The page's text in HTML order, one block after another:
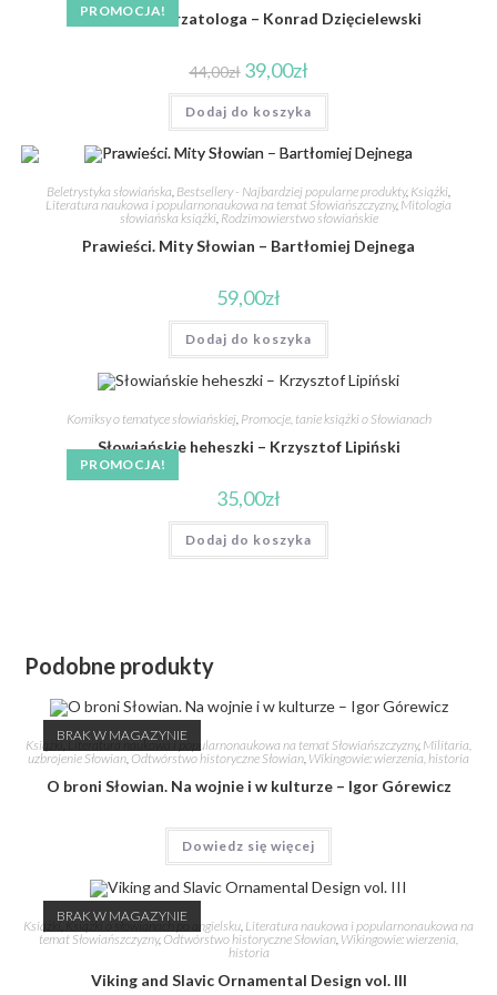
PROMOCJA!
Opowieści Skrzatologa – Konrad Dzięcielewski
44,00zł 39,00zł
Dodaj do koszyka
Beletrystyka słowiańska Bestsellery - Najbardziej popularne produkty, Książki
Literatura naukowa i popularnonaukowa na temat Słowiańszczyzny, Mitologia
słowiańska książki, Rodzimowierstwo słowiańskie
Prawieści. Mity Słowian – Bartłomiej Dejnega
59,00zł
Dodaj do koszyka
PROMOCJA!
Komiksy o tematyce słowiańskiej, Promocje, tanie książki o Słowianach
Słowiańskie heheszki – Krzysztof Lipiński
35,00zł
Dodaj do koszyka
Podobne produkty
BRAK W MAGAZYNIE
Książki , Literatura naukowa i popularnonaukowa na temat Słowiańszczyzny, Militaria,
uzbrojenie Słowian Odtwórstwo historyczne Słowian Wikingowie: wierzenia, historia
O broni Słowian. Na wojnie i w kulturze – Igor Górewicz
Dowiedz się więcej
BRAK W MAGAZYNIE
Książki, Książki o słowianach po angielsku Literatura naukowa i popularnonaukowa na
temat Słowiańszczyzny, Odtwórstwo historyczne Słowian Wikingowie: wierzenia,
historia
Viking and Slavic Ornamental Design vol. III